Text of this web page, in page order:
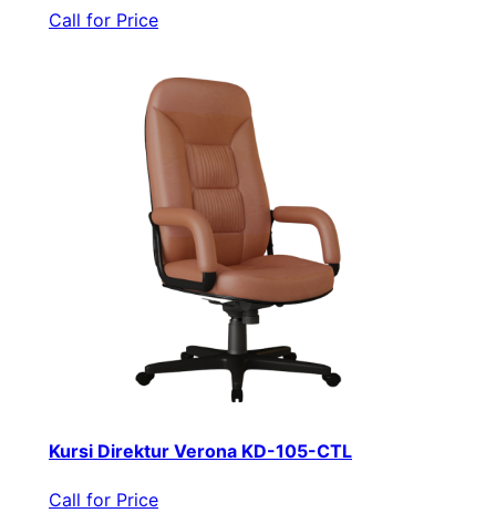
Call for Price
Kursi Direktur Verona KD-105-CTL
Call for Price